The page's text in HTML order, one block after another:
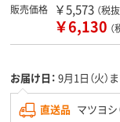
販売価格 ￥5,573 （税
￥6,130 （
お届け日： 9月1日（火）
直送品 マツヨシ